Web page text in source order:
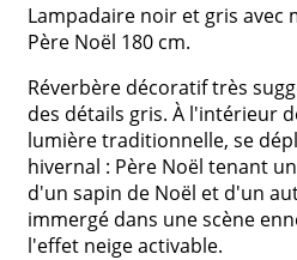
Lampadaire noir et gris avec
Père Noël 180 cm.
Réverbère décoratif très
des détails gris. À l'intérieur
lumière traditionnelle, se
hivernal : Père Noël tenant
d'un sapin de Noël et d'un
immergé dans une scène
l'effet neige activable.